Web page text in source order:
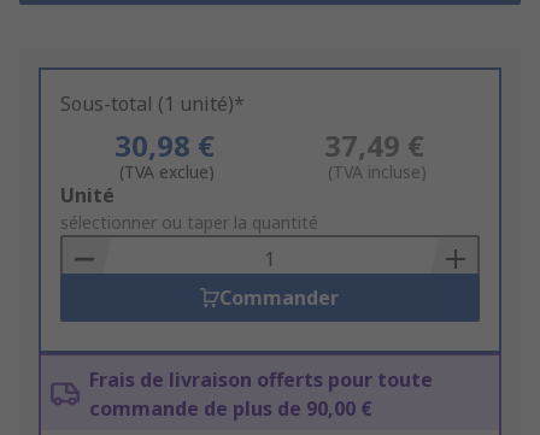
Sous-total (1 unité)*
30,98 €
(TVA exclue)
37,49 €
(TVA incluse)
Add
to
Basket
Unité
sélectionner ou taper la quantité
Commander
Frais de livraison offerts pour toute
commande de plus de 90,00 €